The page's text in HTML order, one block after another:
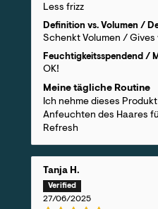
Less frizz
Definition vs. Volumen /
Schenkt Volumen / Gives
Feuchtigkeitsspendend /
OK!
Meine tägliche Routine
Ich nehme dieses
Anfeuchten des Haares
Refresh
Tanja H.
27/06/2025